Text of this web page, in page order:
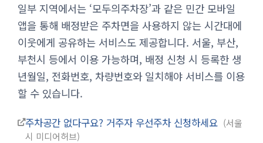
일부 지역에서는 ‘모두의주차장’과 같은 민간 모바일
앱을 통해 배정받은 주차면을 사용하지 않는 시간대에
이웃에게 공유하는 서비스도 제공합니다. 서울, 부산,
부천시 등에서 이용 가능하며, 배정 신청 시 등록한 생
년월일, 전화번호, 차량번호와 일치해야 서비스를 이용
할 수 있습니다.
주차공간 없다구요? 거주자 우선주차 신청하세요
서울
시 미디어허브